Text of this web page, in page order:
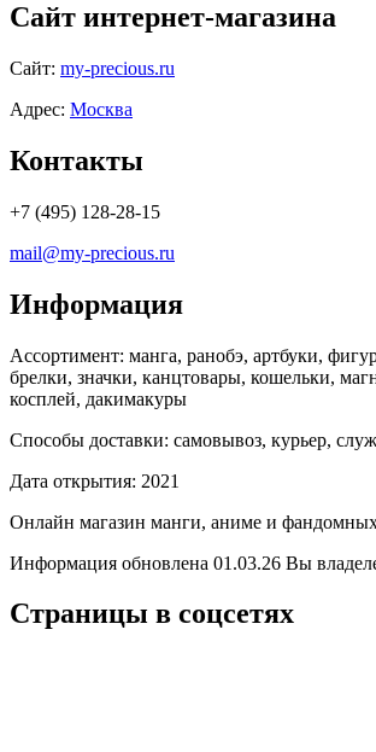
Сайт интернет-магазина
Сайт: my-precious.ru
Адрес: Москва
Контакты
+7 (495) 128-28-15
mail@my-precious.ru
Информация
Ассортимент: манга, ранобэ, артбуки,
брелки, значки, канцтовары, кошельки,
косплей, дакимакуры
Способы доставки: самовывоз, курьер,
Дата открытия: 2021
Онлайн магазин манги, аниме и
Информация обновлена 01.03.26 Вы
Страницы в соцсетях